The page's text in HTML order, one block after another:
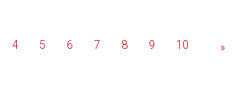
4 5 6 7 8 9 10 »